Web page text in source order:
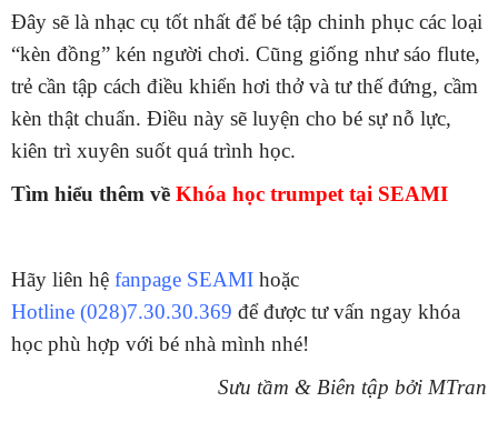
Đây sẽ là nhạc cụ tốt nhất để bé tập chinh phục các loại
“kèn đồng” kén người chơi. Cũng giống như sáo flute,
trẻ cần tập cách điều khiển hơi thở và tư thế đứng, cầm
kèn thật chuẩn. Điều này sẽ luyện cho bé sự nỗ lực,
kiên trì xuyên suốt quá trình học.
Tìm hiểu thêm về Khóa học trumpet tại SEAMI
Hãy liên hệ fanpage SEAMI hoặc
Hotline (028)7.30.30.369 để được tư vấn ngay khóa
học phù hợp với bé nhà mình nhé!
Sưu tầm & Biên tập bởi MTran